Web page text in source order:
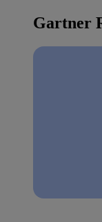
Gartner